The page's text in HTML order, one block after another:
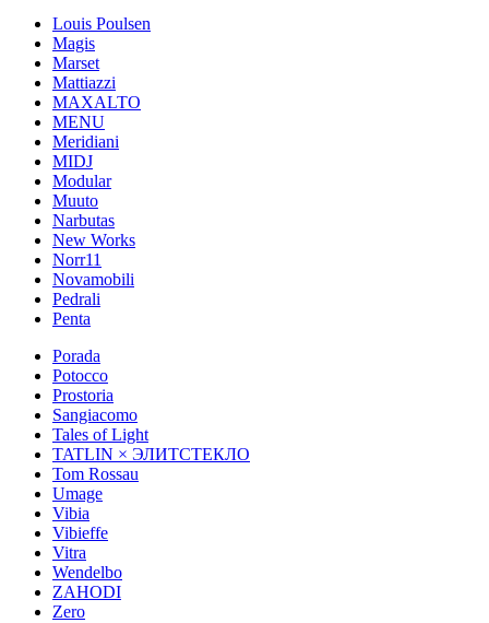
Louis Poulsen
Magis
Marset
Mattiazzi
MAXALTO
MENU
Meridiani
MIDJ
Modular
Muuto
Narbutas
New Works
Norr11
Novamobili
Pedrali
Penta
Porada
Potocco
Prostoria
Sangiacomo
Tales of Light
TATLIN × ЭЛИТСТЕКЛО
Tom Rossau
Umage
Vibia
Vibieffe
Vitra
Wendelbo
ZAHODI
Zero